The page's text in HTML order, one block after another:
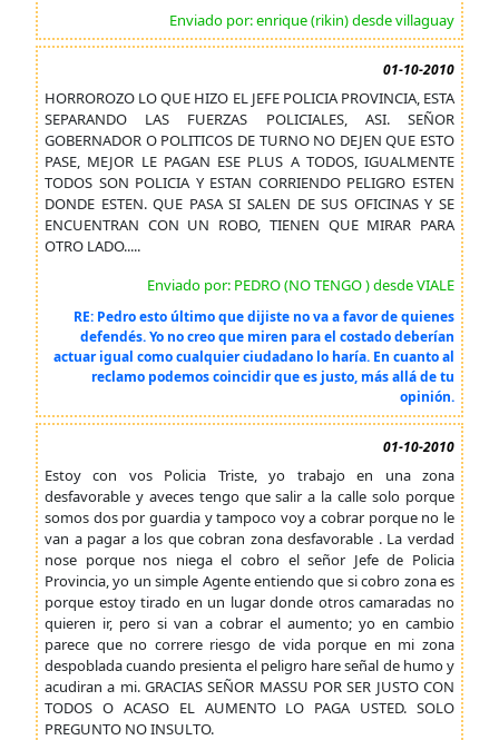
Enviado por: enrique (rikin) desde villaguay
01-10-2010
HORROROZO LO QUE HIZO EL JEFE POLICIA PROVINCIA, ESTA
SEPARANDO LAS FUERZAS POLICIALES, ASI. SEÑOR
GOBERNADOR O POLITICOS DE TURNO NO DEJEN QUE ESTO
PASE, MEJOR LE PAGAN ESE PLUS A TODOS, IGUALMENTE
TODOS SON POLICIA Y ESTAN CORRIENDO PELIGRO ESTEN
DONDE ESTEN. QUE PASA SI SALEN DE SUS OFICINAS Y SE
ENCUENTRAN CON UN ROBO, TIENEN QUE MIRAR PARA
OTRO LADO.....
Enviado por: PEDRO (NO TENGO ) desde VIALE
RE: Pedro esto último que dijiste no va a favor de quienes
defendés. Yo no creo que miren para el costado deberían
actuar igual como cualquier ciudadano lo haría. En cuanto al
reclamo podemos coincidir que es justo, más allá de tu
opinión.
01-10-2010
Estoy con vos Policia Triste, yo trabajo en una zona
desfavorable y aveces tengo que salir a la calle solo porque
somos dos por guardia y tampoco voy a cobrar porque no le
van a pagar a los que cobran zona desfavorable . La verdad
nose porque nos niega el cobro el señor Jefe de Policia
Provincia, yo un simple Agente entiendo que si cobro zona es
porque estoy tirado en un lugar donde otros camaradas no
quieren ir, pero si van a cobrar el aumento; yo en cambio
parece que no correre riesgo de vida porque en mi zona
despoblada cuando presienta el peligro hare señal de humo y
acudiran a mi. GRACIAS SEÑOR MASSU POR SER JUSTO CON
TODOS O ACASO EL AUMENTO LO PAGA USTED. SOLO
PREGUNTO NO INSULTO.